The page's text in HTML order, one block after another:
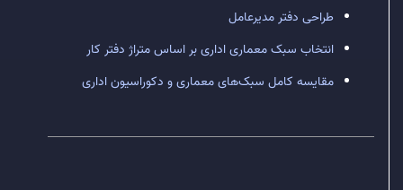
طراحی دفتر مدیرعامل
انتخاب سبک معماری اداری بر اساس متراژ دفتر کار
مقایسه کامل سبک‌های معماری و دکوراسیون اداری